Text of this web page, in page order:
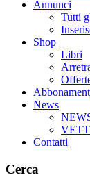
Annunci
Tutti
Shop
Libri
News
Contatti
Cerca